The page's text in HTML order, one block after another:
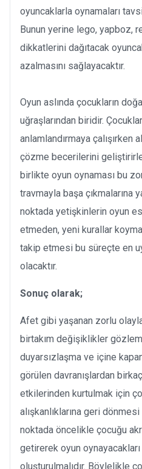
oyuncaklarla oynamaları
Bunun yerine lego, yapboz,
dikkatlerini dağıtacak
azalmasını sağlayacaktır.
Oyun aslında çocukların
uğraşlarından biridir.
anlamlandırmaya çalışırken
çözme becerilerini
birlikte oyun oynaması bu
travmayla başa çıkmalarına
noktada yetişkinlerin oyun
etmeden, yeni kurallar
takip etmesi bu süreçte en
olacaktır.
Sonuç olarak;
Afet gibi yaşanan zorlu
birtakım değişiklikler
duyarsızlaşma ve içine
görülen davranışlardan
etkilerinden kurtulmak için
alışkanlıklarına geri
noktada öncelikle çocuğu
getirerek oyun
oluşturulmalıdır. Böylelikle